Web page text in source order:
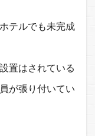
テルでも未完成
置はされている
が張り付いてい